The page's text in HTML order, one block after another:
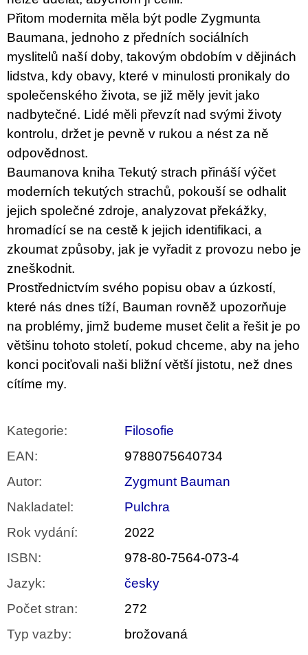
Přitom modernita měla být podle Zygmunta
Baumana, jednoho z předních sociálních
myslitelů naší doby, takovým obdobím v dějinách
lidstva, kdy obavy, které v minulosti pronikaly do
společenského života, se již měly jevit jako
nadbytečné. Lidé měli převzít nad svými životy
kontrolu, držet je pevně v rukou a nést za ně
odpovědnost.
Baumanova kniha Tekutý strach přináší výčet
moderních tekutých strachů, pokouší se odhalit
jejich společné zdroje, analyzovat překážky,
hromadící se na cestě k jejich identifikaci, a
zkoumat způsoby, jak je vyřadit z provozu nebo je
zneškodnit.
Prostřednictvím svého popisu obav a úzkostí,
které nás dnes tíží, Bauman rovněž upozorňuje
na problémy, jimž budeme muset čelit a řešit je po
většinu tohoto století, pokud chceme, aby na jeho
konci pociťovali naši bližní větší jistotu, než dnes
cítíme my.
Kategorie:
Filosofie
EAN:
9788075640734
Autor:
Zygmunt Bauman
Nakladatel :
Pulchra
Rok vydání:
2022
ISBN:
978-80-7564-073-4
Jazyk:
česky
Počet stran:
272
Typ vazby: brožovaná